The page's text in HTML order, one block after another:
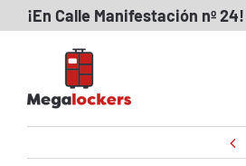
Skip¡En Calle Manifestación nº 24!